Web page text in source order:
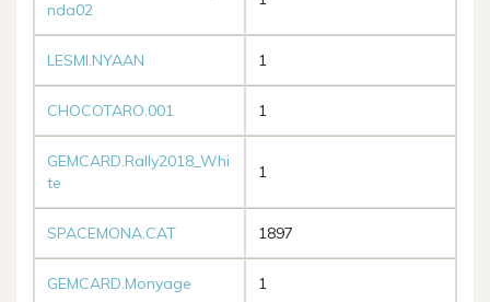
nda02
LESMI.NYAAN 1
CHOCOTARO.001 1
GEMCARD.Rally2018_Whi
te
1
SPACEMONA.CAT 1897
GEMCARD.Monyage 1